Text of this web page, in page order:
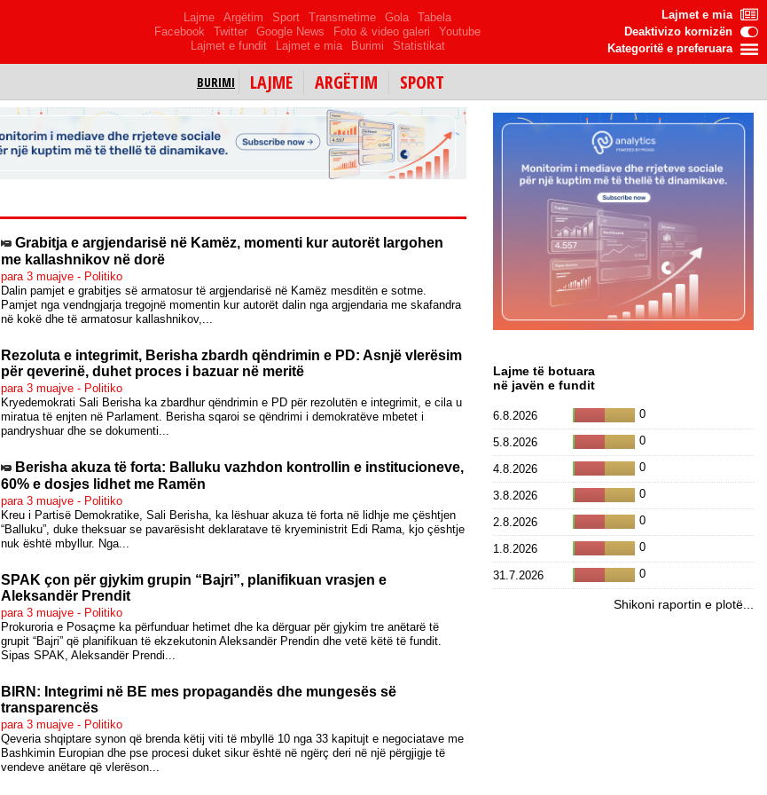
Lajme Argëtim Sport Transmetime Gola
Tabela
Facebook
Twitter Google News Foto & video galeri
Youtube
Lajmet e fundit
Lajmet e mia Burimi Statistikat
Lajmet e mia
Deaktivizo kornizën
Kategoritë e preferuara
BURIMI LAJME ARGËTIM SPORT
Grabitja e argjendarisë në Kamëz, momenti kur autorët largohen
me kallashnikov në dorë
para 3 muajve - Politiko
Dalin pamjet e grabitjes së armatosur të argjendarisë në Kamëz mesditën e sotme.
Pamjet nga vendngjarja tregojnë momentin kur autorët dalin nga argjendaria me skafandra
në kokë dhe të armatosur kallashnikov,...
Rezoluta e integrimit, Berisha zbardh qëndrimin e PD: Asnjë vlerësim
për qeverinë, duhet proces i bazuar në meritë
para 3 muajve - Politiko
Kryedemokrati Sali Berisha ka zbardhur qëndrimin e PD për rezolutën e integrimit, e cila u
miratua të enjten në Parlament. Berisha sqaroi se qëndrimi i demokratëve mbetet i
pandryshuar dhe se dokumenti...
Berisha akuza të forta: Balluku vazhdon kontrollin e institucioneve,
60% e dosjes lidhet me Ramën
para 3 muajve - Politiko
Kreu i Partisë Demokratike, Sali Berisha, ka lëshuar akuza të forta në lidhje me çështjen
“Balluku”, duke theksuar se pavarësisht deklaratave të kryeministrit Edi Rama, kjo çështje
nuk është mbyllur. Nga...
SPAK çon për gjykim grupin “Bajri”, planifikuan vrasjen e
Aleksandër Prendit
para 3 muajve - Politiko
Prokuroria e Posaçme ka përfunduar hetimet dhe ka dërguar për gjykim tre anëtarë të
grupit “Bajri” që planifikuan të ekzekutonin Aleksandër Prendin dhe vetë këtë të fundit.
Sipas SPAK, Aleksandër Prendi...
BIRN: Integrimi në BE mes propagandës dhe mungesës së
transparencës
para 3 muajve - Politiko
Qeveria shqiptare synon që brenda këtij viti të mbyllë 10 nga 33 kapitujt e negociatave me
Bashkimin Europian dhe pse procesi duket sikur është në ngërç deri në një përgjigje të
vendeve anëtare që vlerëson...
Lajme të botuara
në javën e fundit
6.8.2026 0
5.8.2026 0
4.8.2026 0
3.8.2026 0
2.8.2026 0
1.8.2026 0
31.7.2026 0
Shikoni raportin e plotë...